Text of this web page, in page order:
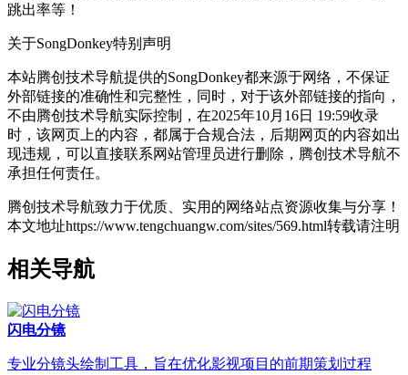
跳出率等！
关于SongDonkey特别声明
本站腾创技术导航提供的SongDonkey都来源于网络，不保证
外部链接的准确性和完整性，同时，对于该外部链接的指向，
不由腾创技术导航实际控制，在2025年10月16日 19:59收录
时，该网页上的内容，都属于合规合法，后期网页的内容如出
现违规，可以直接联系网站管理员进行删除，腾创技术导航不
承担任何责任。
腾创技术导航致力于优质、实用的网络站点资源收集与分享！
本文地址https://www.tengchuangw.com/sites/569.html转载请注明
相关导航
闪电分镜
专业分镜头绘制工具，旨在优化影视项目的前期策划过程